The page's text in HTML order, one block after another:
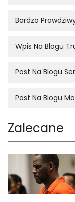
Bardzo
Wpis Na Blogu
Post Na Blogu
Post Na Blogu
Zalecane